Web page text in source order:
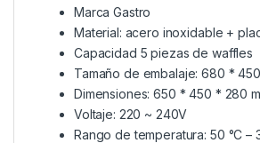
Marca Gastro
Material: acero inoxidable +
Capacidad 5 piezas de waffles
Tamaño de embalaje: 680 *
Dimensiones: 650 * 450 * 280
Voltaje: 220 ~ 240V
Rango de temperatura: 50 °C –